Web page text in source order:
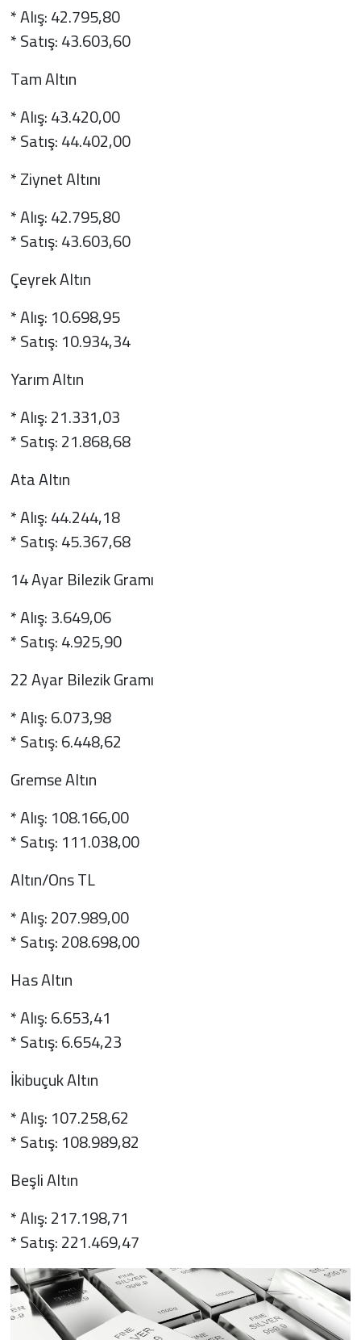
* Alış: 42.795,80
* Satış: 43.603,60
Tam Altın
* Alış: 43.420,00
* Satış: 44.402,00
* Ziynet Altını
* Alış: 42.795,80
* Satış: 43.603,60
Çeyrek Altın
* Alış: 10.698,95
* Satış: 10.934,34
Yarım Altın
* Alış: 21.331,03
* Satış: 21.868,68
Ata Altın
* Alış: 44.244,18
* Satış: 45.367,68
14 Ayar Bilezik Gramı
* Alış: 3.649,06
* Satış: 4.925,90
22 Ayar Bilezik Gramı
* Alış: 6.073,98
* Satış: 6.448,62
Gremse Altın
* Alış: 108.166,00
* Satış: 111.038,00
Altın/Ons TL
* Alış: 207.989,00
* Satış: 208.698,00
Has Altın
* Alış: 6.653,41
* Satış: 6.654,23
İkibuçuk Altın
* Alış: 107.258,62
* Satış: 108.989,82
Beşli Altın
* Alış: 217.198,71
* Satış: 221.469,47